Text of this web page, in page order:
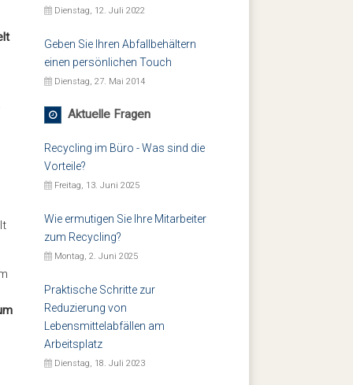
Dienstag, 12. Juli 2022
Geben Sie Ihren Abfallbehältern
einen persönlichen Touch
Dienstag, 27. Mai 2014
Aktuelle Fragen
Recycling im Büro - Was sind die
Vorteile?
Freitag, 13. Juni 2025
Wie ermutigen Sie Ihre Mitarbeiter
zum Recycling?
Montag, 2. Juni 2025
Praktische Schritte zur
Reduzierung von
Lebensmittelabfällen am
Arbeitsplatz
Dienstag, 18. Juli 2023